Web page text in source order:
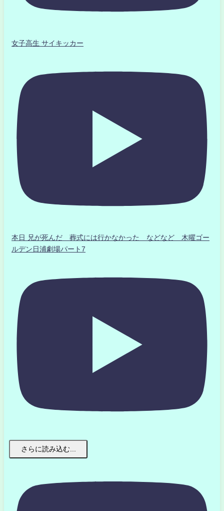
女子高生 サイキッカー
本日 兄が死んだ 葬式には行かなかった などなど 木曜ゴー
ルデン日浦劇場パート7
さらに読み込む...